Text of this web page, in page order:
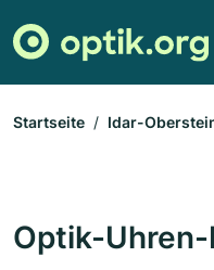
Startseite Idar-
Optik-